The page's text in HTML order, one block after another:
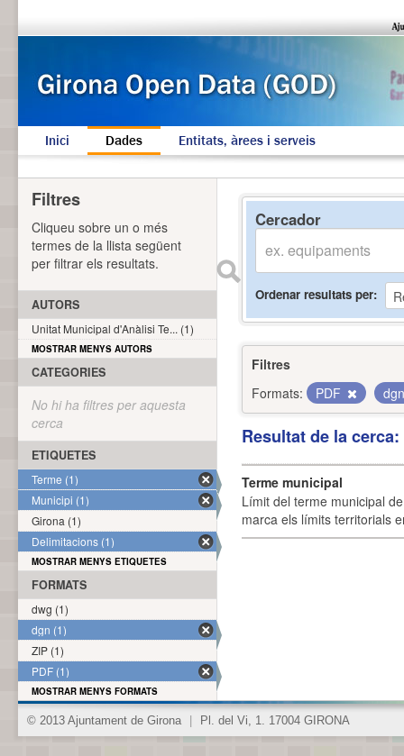
Inici Dades Entitats, àrees i serveis
Cercador
Ordenar resultats per
Filtres
Formats:
PDF
Resultat de la
Terme municipal
Límit del terme municipal
marca els límits territorials
Filtres
Cliqueu sobre un o més
termes de la llista següent
per filtrar els resultats.
AUTORS
Unitat Municipal d'Anàlisi Te... (1)
MOSTRAR MENYS AUTORS
CATEGORIES
No hi ha filtres per aquesta
cerca
ETIQUETES
Terme (1)
Municipi (1)
Girona (1)
Delimitacions (1)
MOSTRAR MENYS ETIQUETES
FORMATS
dwg (1)
dgn (1)
ZIP (1)
PDF (1)
MOSTRAR MENYS FORMATS
© 2013 Ajuntament de Girona Pl. del Vi, 1. 17004 GIRONA